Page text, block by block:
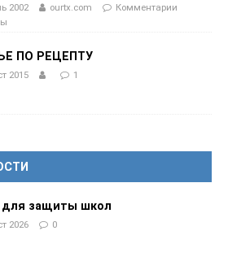
2002 ourtx.com
Комментарии
ПО РЕЦЕПТУ
2015 1
защиты школ
2026 0